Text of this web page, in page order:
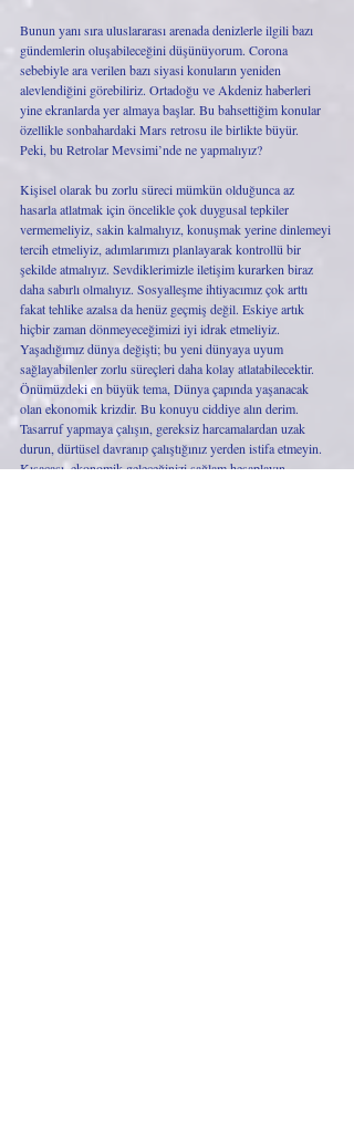
Bunun yanı sıra uluslararası arenada denizlerle ilgili bazı
gündemlerin oluşabileceğini düşünüyorum. Corona
sebebiyle ara verilen bazı siyasi konuların yeniden
alevlendiğini görebiliriz. Ortadoğu ve Akdeniz haberleri
yine ekranlarda yer almaya başlar. Bu bahsettiğim konular
özellikle sonbahardaki Mars retrosu ile birlikte büyür.
Peki, bu Retrolar Mevsimi’nde ne yapmalıyız?
Kişisel olarak bu zorlu süreci mümkün olduğunca az
hasarla atlatmak için öncelikle çok duygusal tepkiler
vermemeliyiz, sakin kalmalıyız, konuşmak yerine dinlemeyi
tercih etmeliyiz, adımlarımızı planlayarak kontrollü bir
şekilde atmalıyız. Sevdiklerimizle iletişim kurarken biraz
daha sabırlı olmalıyız. Sosyalleşme ihtiyacımız çok arttı
fakat tehlike azalsa da henüz geçmiş değil. Eskiye artık
hiçbir zaman dönmeyeceğimizi iyi idrak etmeliyiz.
Yaşadığımız dünya değişti; bu yeni dünyaya uyum
sağlayabilenler zorlu süreçleri daha kolay atlatabilecektir.
Önümüzdeki en büyük tema, Dünya çapında yaşanacak
olan ekonomik krizdir. Bu konuyu ciddiye alın derim.
Tasarruf yapmaya çalışın, gereksiz harcamalardan uzak
durun, dürtüsel davranıp çalıştığınız yerden istifa etmeyin.
Kısacası, ekonomik geleceğinizi sağlam hesaplayın.